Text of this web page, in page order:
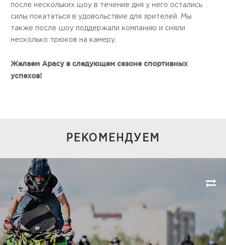
после нескольких шоу в течение дня у него остались
силы покататься в удовольствие для зрителей. Мы
также после шоу поддержали компанию и сняли
несколько трюков на камеру.
Желаем Арасу в следующем сезоне спортивных
успехов!
РЕКОМЕНДУЕМ